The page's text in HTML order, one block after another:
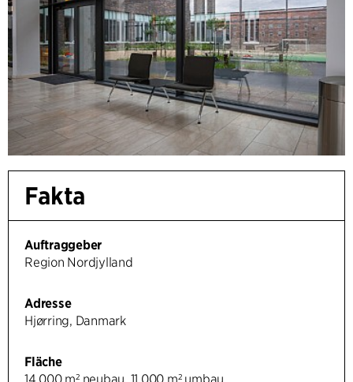
Fakta
Auftraggeber
Region Nordjylland
Adresse
Hjørring, Danmark
Fläche